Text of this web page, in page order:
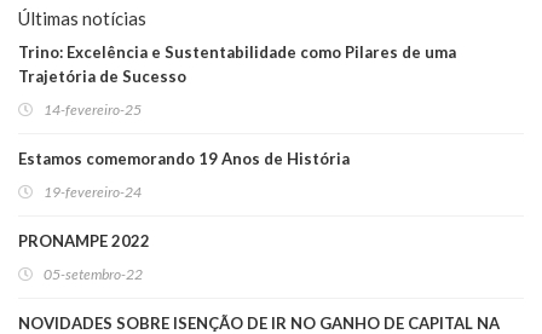
Últimas notícias
Trino: Excelência e Sustentabilidade como Pilares de uma
Trajetória de Sucesso
14-fevereiro-25
Estamos comemorando 19 Anos de História
19-fevereiro-24
PRONAMPE 2022
05-setembro-22
NOVIDADES SOBRE ISENÇÃO DE IR NO GANHO DE CAPITAL NA